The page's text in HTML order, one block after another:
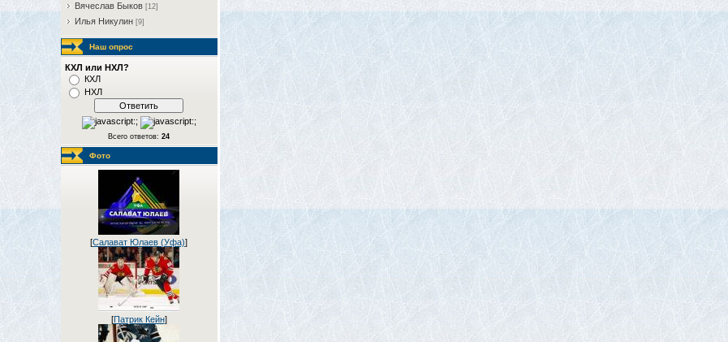
Вячеслав Быков [12]
Илья Никулин [9]
Наш опрос
КХЛ или НХЛ?
КХЛ
НХЛ
Всего ответов: 24
Фото
[Салават Юлаев (Уфа)]
[Патрик Кейн]